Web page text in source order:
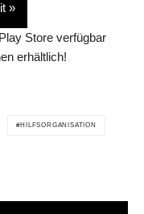
»
Store verfügbar
erhältlich!
HILFSORGANISATION